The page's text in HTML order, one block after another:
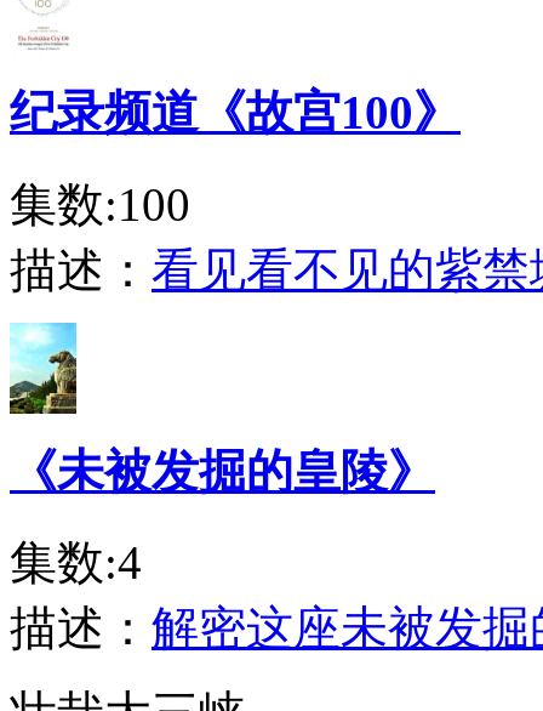
纪录频道《故宫100》
集数:100
描述： 看见看不见的紫禁
《未被发掘的皇陵》
集数:4
描述： 解密这座未被发掘